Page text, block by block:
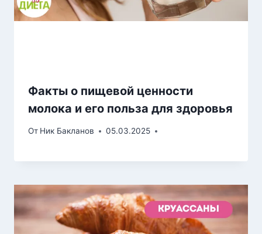
Факты о пищевой ценности
молока и его польза для здоровья
От Ник Бакланов 05.03.2025